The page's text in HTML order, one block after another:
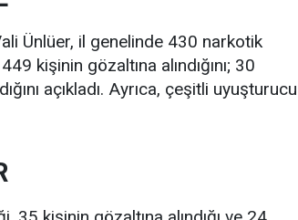
Ünlüer, il genelinde 430 narkotik
kişinin gözaltına alındığını; 30
açıkladı. Ayrıca, çeşitli uyuşturucu